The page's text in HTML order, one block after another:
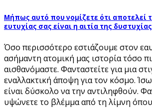
Μήπως αυτό που νομίζετε ότι αποτελεί
ευτυχίας σας είναι η αιτία της
Όσο περισσότερο εστιάζουμε στον
ασήμαντη ατομική μας ιστορία τόσο
αισθανόμαστε. Φανταστείτε για μια
εναλλακτική άποψη για τον κόσμο.
είναι δύσκολο να την αντιληφθούν.
υψώνετε το βλέμμα από τη λίμνη όπου